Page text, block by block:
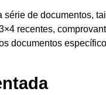
série de documentos,
recentes,
documentos